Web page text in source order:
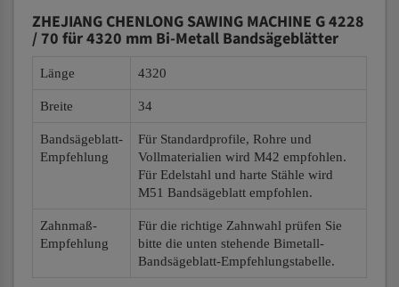
ZHEJIANG CHENLONG SAWING MACHINE G 4228
/ 70 für 4320 mm Bi-Metall Bandsägeblätter
Länge 4320
Breite 34
Bandsägeblatt-
Empfehlung
Für Standardprofile, Rohre und
Vollmaterialien wird M42 empfohlen.
Für Edelstahl und harte Stähle wird
M51 Bandsägeblatt empfohlen.
Zahnmaß-
Empfehlung
Für die richtige Zahnwahl prüfen Sie
bitte die unten stehende Bimetall-
Bandsägeblatt-Empfehlungstabelle.